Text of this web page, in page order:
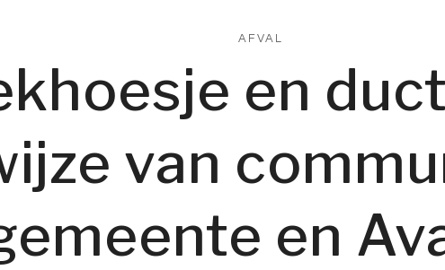
AFVAL
en
van
en